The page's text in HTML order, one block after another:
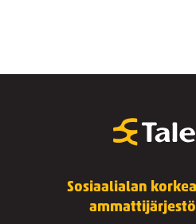
Sosiaalialan